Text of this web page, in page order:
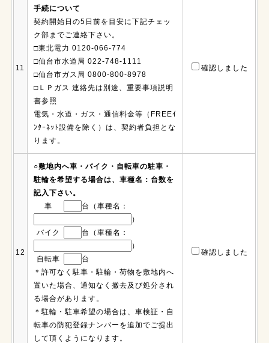
11
手続について
契約開始日の5日前を目安に下記チェッ
ク部までご連絡下さい。
□東北電力 0120-066-774
□仙台市水道局 022-748-1111
□仙台市ガス局 0800-800-8978
□ＬＰガス 連絡先は別途、重要事項説明
書参照
電気・水道・ガス・通信料金等（FREEｲ
ﾝﾀｰﾈｯﾄ設備を除く）は、契約者負担とな
ります。
確認しました
12
○敷地内へ車・バイク・自転車の駐車・
駐輪を希望する場合は、車種名：台数を
記入下さい。
車
台（車種名：
）
バイク
台（車種名：
）
自転車
台
＊許可なく駐車・駐輪・荷物を敷地内へ
置いた場合、通知なく撤去及び処分され
る場合があります。
＊駐輪・駐車希望の場合は、車検証・自
転車の防犯登録ナンバーを追加でご提出
して頂くようになります。
確認しました